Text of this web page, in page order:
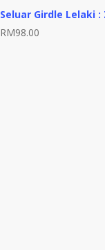
Seluar Girdle Lelaki
RM98.00